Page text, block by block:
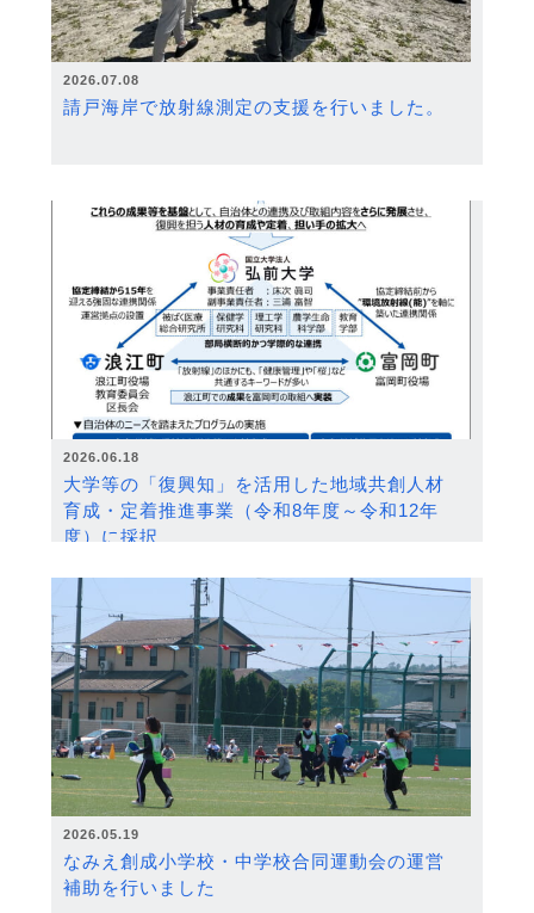
2026.07.08
請戸海岸で放射線測定の支援を行いました。
2026.06.18
大学等の「復興知」を活用した地域共創人材
育成・定着推進事業（令和8年度～令和12年
度）に採択
2026.05.19
なみえ創成小学校・中学校合同運動会の運営
補助を行いました